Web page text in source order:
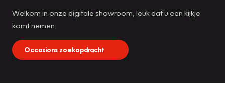
Welkom in onze digitale showroom, leuk dat u een kijkje
komt nemen.
Occasions zoekopdracht